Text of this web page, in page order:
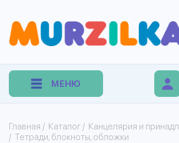
МЕНЮ
Главная / Каталог / Канцелярия и
/ Тетради, блокноты, обложки